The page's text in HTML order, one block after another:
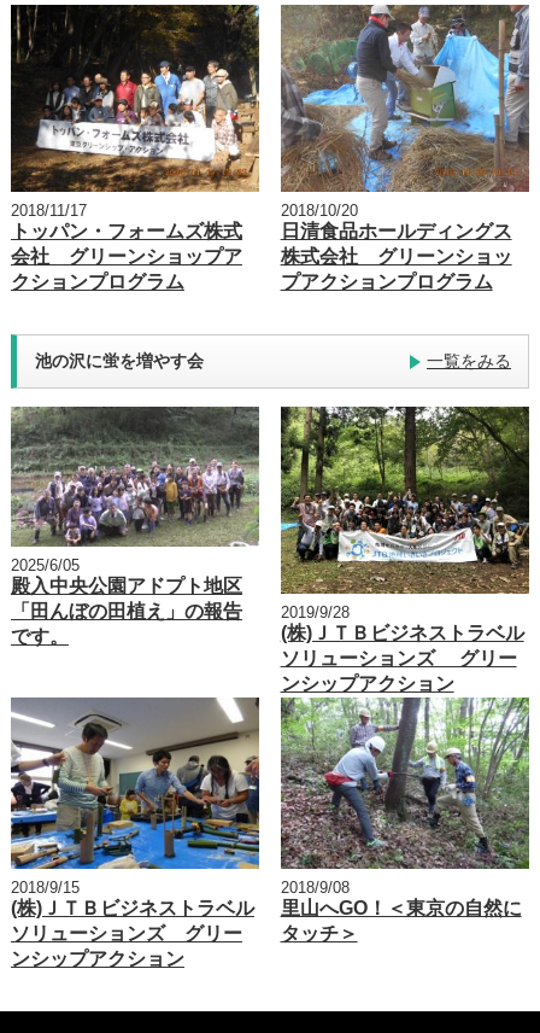
2018/11/17
トッパン・フォームズ株式
会社 グリーンショップア
クションプログラム
2018/10/20
日清食品ホールディングス
株式会社 グリーンショッ
プアクションプログラム
池の沢に蛍を増やす会 一覧をみる
2025/6/05
殿入中央公園アドプト地区
「田んぼの田植え」の報告
です。
2019/9/28
(株)ＪＴＢビジネストラベル
ソリューションズ グリー
ンシップアクション
2018/9/15
(株)ＪＴＢビジネストラベル
ソリューションズ グリー
ンシップアクション
2018/9/08
里山へGO！＜東京の自然に
タッチ＞